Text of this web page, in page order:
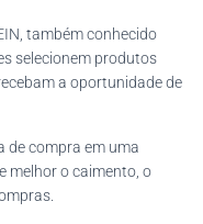
também conhecido
selecionem produtos
a oportunidade de
de compra em uma
melhor o caimento, o